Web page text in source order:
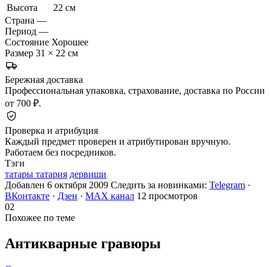
Высота
22 см
Страна —
Период —
Состояние Хорошее
Размер 31 × 22 см
Бережная доставка
Профессиональная упаковка, страхование, доставка по России
от 700 ₽.
Проверка и атрибуция
Каждый предмет проверен и атрибутирован вручную.
Работаем без посредников.
Тэги
татары татария дервиши
Добавлен 6 октября 2009 Следить за новинками: Telegram ·
ВКонтакте · Дзен · MAX канал 12 просмотров
02
Похожее по теме
Антикварные гравюры